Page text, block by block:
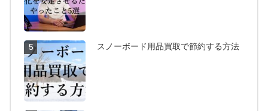
5 スノーボード用品買取で節約する方法